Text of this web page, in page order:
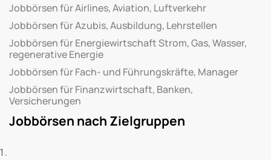
Jobbörsen für Airlines, Aviation, Luftverkehr
Jobbörsen für Azubis, Ausbildung, Lehrstellen
Jobbörsen für Energiewirtschaft Strom, Gas, Wasser,
regenerative Energie
Jobbörsen für Fach- und Führungskräfte, Manager
Jobbörsen für Finanzwirtschaft, Banken,
Versicherungen
Jobbörsen nach Zielgruppen